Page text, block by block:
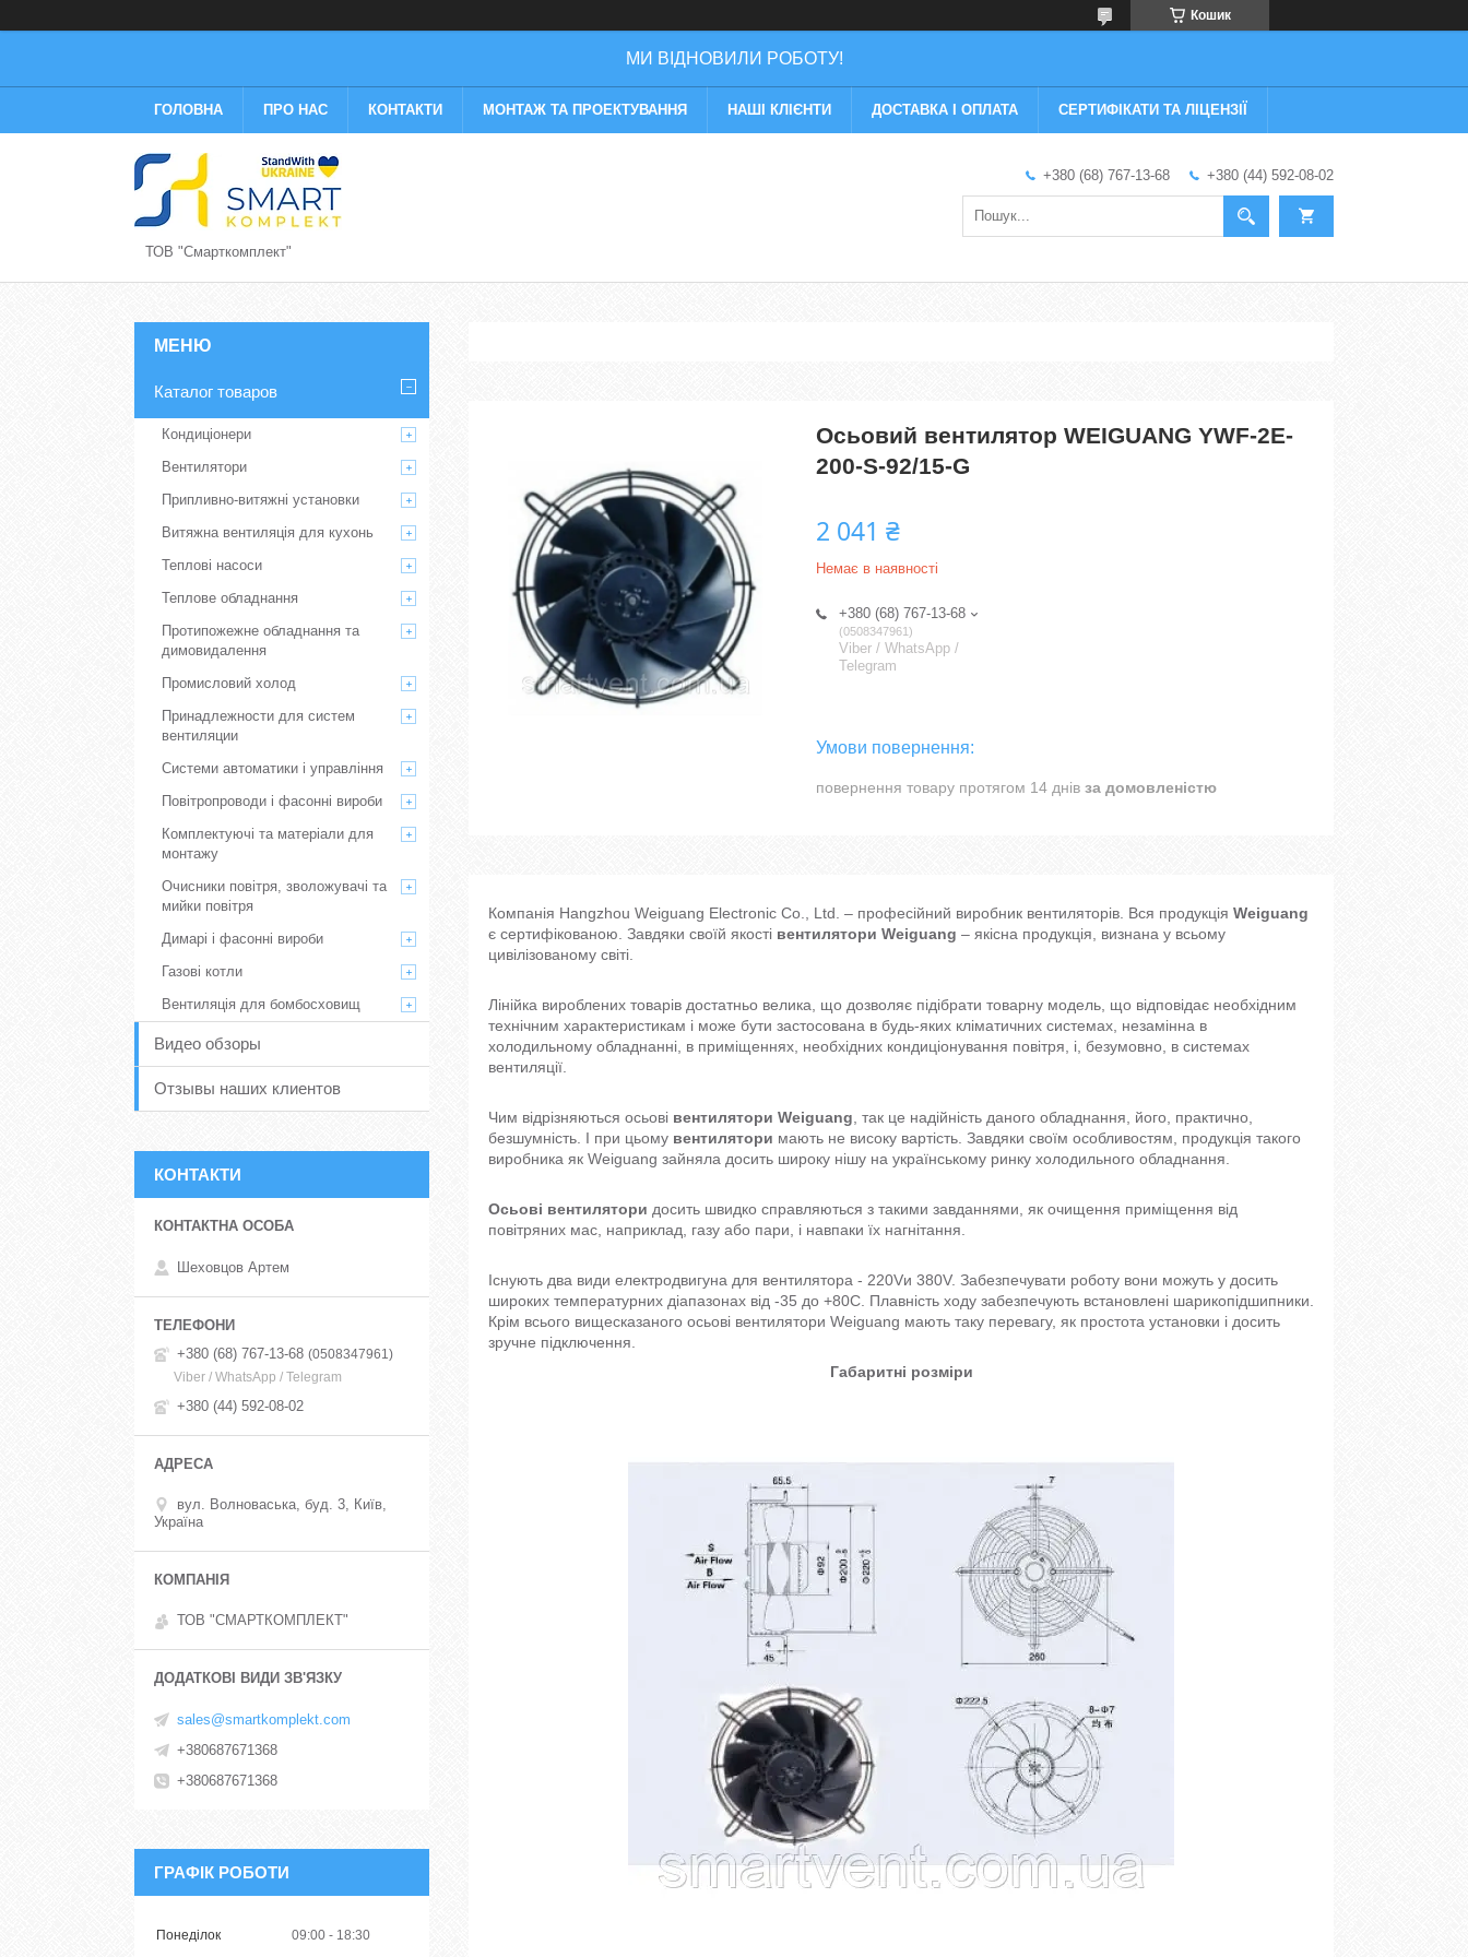
Кошик
МИ ВІДНОВИЛИ РОБОТУ!
ГОЛОВНА ПРО НАС КОНТАКТИ МОНТАЖ ТА ПРОЕКТУВАННЯ НАШІ КЛІЄНТИ ДОСТАВКА І ОПЛАТА СЕРТИФІКАТИ ТА ЛІЦЕНЗІЇ
ТОВ "Смарткомплект"
+380 (68) 767-13-68 +380 (44) 592-08-02
Осьовий вентилятор WEIGUANG YWF-2E-
200-S-92/15-G
2 041 ₴
Немає в наявності
+380 (68) 767-13-68
0508347961
Viber / WhatsApp /
Telegram
повернення товару протягом 14 днів за домовленістю
Компанія Hangzhou Weiguang Electronic Co., Ltd. – професійний виробник вентиляторів. Вся продукція Weiguang
є сертифікованою. Завдяки своїй якості вентилятори Weiguang – якісна продукція, визнана у всьому
цивілізованому світі.
Лінійка вироблених товарів достатньо велика, що дозволяє підібрати товарну модель, що відповідає необхідним
технічним характеристикам і може бути застосована в будь-яких кліматичних системах, незамінна в
холодильному обладнанні, в приміщеннях, необхідних кондиціонування повітря, і, безумовно, в системах
вентиляції.
Чим відрізняються осьові вентилятори Weiguang , так це надійність даного обладнання, його, практично,
безшумність. І при цьому вентилятори мають не високу вартість. Завдяки своїм особливостям, продукція такого
виробника як Weiguang зайняла досить широку нішу на українському ринку холодильного обладнання.
Осьові вентилятори досить швидко справляються з такими завданнями, як очищення приміщення від
повітряних мас, наприклад, газу або пари, і навпаки їх нагнітання.
Існують два види електродвигуна для вентилятора - 220Vи 380V. Забезпечувати роботу вони можуть у досить
широких температурних діапазонах від -35 до +80С. Плавність ходу забезпечують встановлені шарикопідшипники.
Крім всього вищесказаного осьові вентилятори Weiguang мають таку перевагу, як простота установки і досить
зручне підключення.
Габаритні розміри
Каталог товаров
Кондиціонери
Вентилятори
Припливно-витяжні установки
Витяжна вентиляція для кухонь
Теплові насоси
Теплове обладнання
Протипожежне обладнання та
димовидалення
Промисловий холод
Принадлежности для систем
вентиляции
Системи автоматики і управління
Повітропроводи і фасонні вироби
Комплектуючі та матеріали для
монтажу
Очисники повітря, зволожувачі та
мийки повітря
Димарі і фасонні вироби
Газові котли
Вентиляція для бомбосховищ
Видео обзоры
Отзывы наших клиентов
КОНТАКТИ
Шеховцов Артем
+380 (68) 767-13-68 0508347961
Viber / WhatsApp / Telegram
+380 (44) 592-08-02
вул. Волноваська, буд. 3, Київ,
Україна
ТОВ "СМАРТКОМПЛЕКТ"
sales@smartkomplekt.com
+380687671368
+380687671368
ГРАФІК РОБОТИ
Понеділок 09:00 18:30